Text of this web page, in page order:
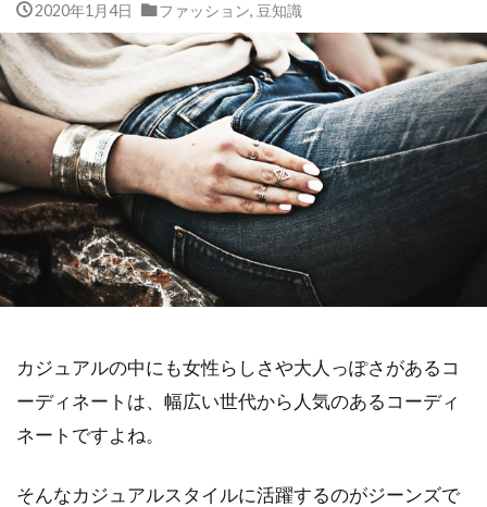
2020年1月4日 ファッション, 豆知識
カジュアルの中にも女性らしさや大人っぽさがあるコ
ーディネートは、幅広い世代から人気のあるコーディ
ネートですよね。
そんなカジュアルスタイルに活躍するのがジーンズで